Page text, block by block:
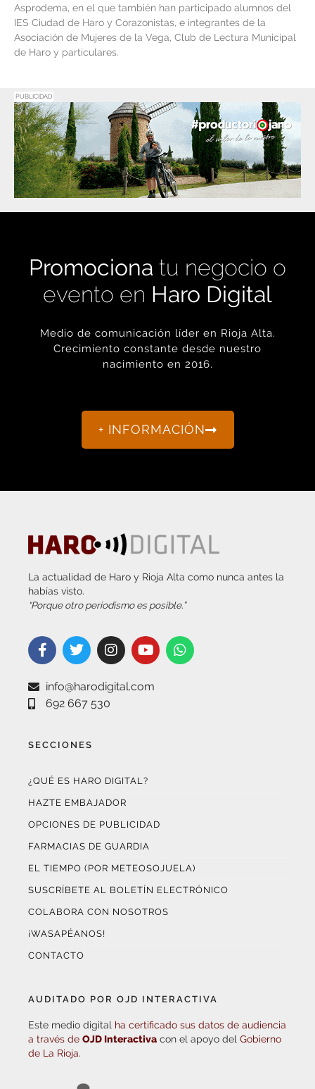
Asprodema, en el que también han participado alumnos del
IES Ciudad de Haro y Corazonistas, e integrantes de la
Asociación de Mujeres de la Vega, Club de Lectura Municipal
de Haro y particulares.
PUBLICIDAD
Promociona tu negocio o
evento en Haro Digital
Medio de comunicación líder en Rioja Alta.
Crecimiento constante desde nuestro
nacimiento en 2016.
+ INFORMACIÓN
La actualidad de Haro y Rioja Alta como nunca antes la
habías visto.
“Porque otro periodismo es posible.”
info@harodigital.com
692 667 530
SECCIONES
¿QUÉ ES HARO DIGITAL?
HAZTE EMBAJADOR
OPCIONES DE PUBLICIDAD
FARMACIAS DE GUARDIA
EL TIEMPO (POR METEOSOJUELA)
SUSCRÍBETE AL BOLETÍN ELECTRÓNICO
COLABORA CON NOSOTROS
¡WASAPÉANOS!
CONTACTO
AUDITADO POR OJD INTERACTIVA
Este medio digital ha certificado sus datos de audiencia
a través de OJD Interactiva con el apoyo del Gobierno
de La Rioja.